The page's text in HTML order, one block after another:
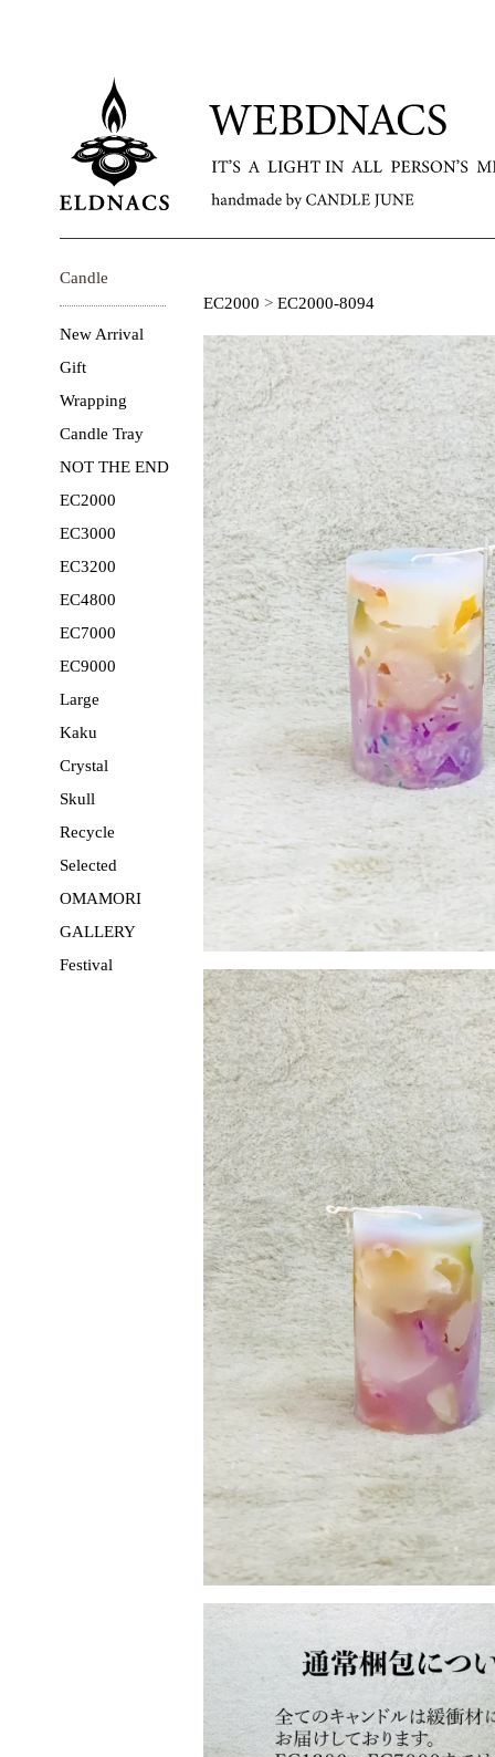
Candle
New Arrival
Gift
Wrapping
Candle Tray
NOT THE END
EC2000
EC3000
EC3200
EC4800
EC7000
EC9000
Large
Kaku
Crystal
Skull
Recycle
Selected
OMAMORI
GALLERY
Festival
EC2000 > EC2000-8094